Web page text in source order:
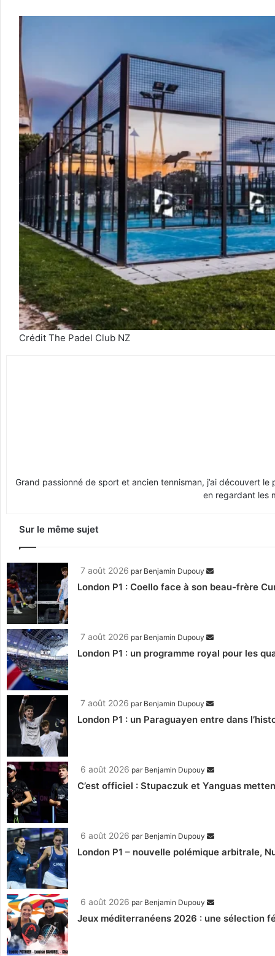
Crédit The Padel Club NZ
Grand passionné de sport et ancien tennisman, j’ai découvert
en regardant les
Sur le même sujet
7 août 2026 par Benjamin Dupouy
London P1 : Coello face à son beau-frère
7 août 2026 par Benjamin Dupouy
London P1 : un programme royal pour les
7 août 2026 par Benjamin Dupouy
London P1 : un Paraguayen entre dans
6 août 2026 par Benjamin Dupouy
C’est officiel : Stupaczuk et Yanguas
6 août 2026 par Benjamin Dupouy
London P1 – nouvelle polémique arbitrale,
6 août 2026 par Benjamin Dupouy
Jeux méditerranéens 2026 : une sélection